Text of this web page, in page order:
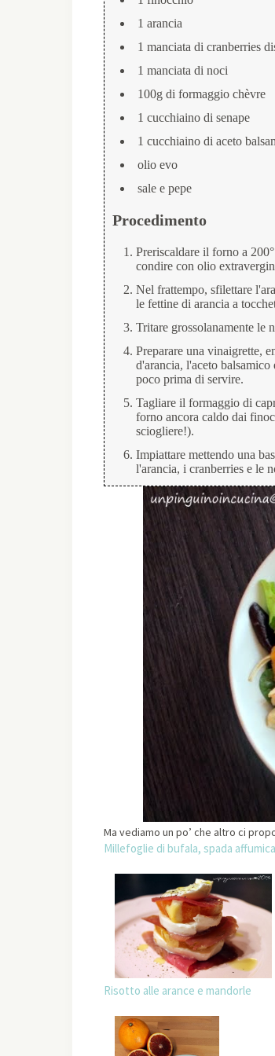
1 arancia
1 manciata di cranberries
1 manciata di noci
100g di formaggio chèvre
1 cucchiaino di senape
1 cucchiaino di aceto
olio evo
sale e pepe
Procedimento
Preriscaldare il forno a
condire con olio
Nel frattempo, sfilettare
le fettine di arancia a
Tritare grossolanamente le
Preparare una vinaigrette,
d'arancia, l'aceto
poco prima di servire.
Tagliare il formaggio di
forno ancora caldo dai
sciogliere!).
Impiattare mettendo una
l'arancia, i cranberries e le
Ma vediamo un po’ che altro ci
Millefoglie di bufala, spada
Risotto alle arance e mandorle